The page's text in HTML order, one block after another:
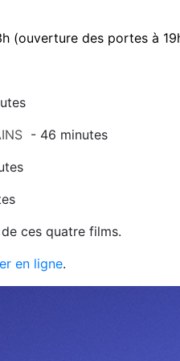
(ouverture des portes à
- 46 minutes
ces quatre films.
en ligne.